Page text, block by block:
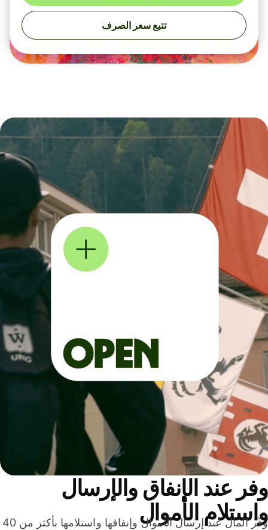
تتبع سعر الصرف
عند الإنفاق والإرسال
الأموال
وفّر المال عند إرسال الأموال وإنفاقها واستلامها بأكثر من 40